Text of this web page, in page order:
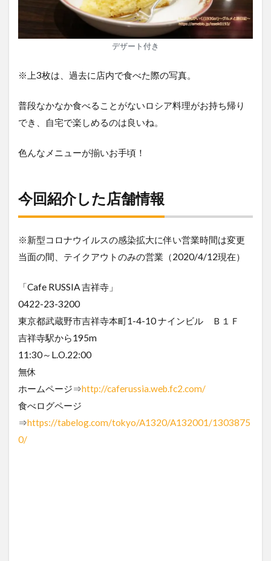
デザート付き
※上3枚は、過去に店内で食べた際の写真。
普段なかなか食べることがないロシア料理がお持ち帰り
でき、自宅で楽しめるのは良いね。
色んなメニューが揃いお手頃！
今回紹介した店舗情報
※新型コロナウイルスの感染拡大に伴い営業時間は変更
当面の間、テイクアウトのみの営業（2020/4/12現在）
「Cafe RUSSIA 吉祥寺」
0422-23-3200
東京都武蔵野市吉祥寺本町1-4-10 ナインビル Ｂ１Ｆ
吉祥寺駅から195m
11:30～L.O.22:00
無休
ホームページ⇒http://caferussia.web.fc2.com/
食べログページ
⇒https://tabelog.com/tokyo/A1320/A132001/1303875
0/